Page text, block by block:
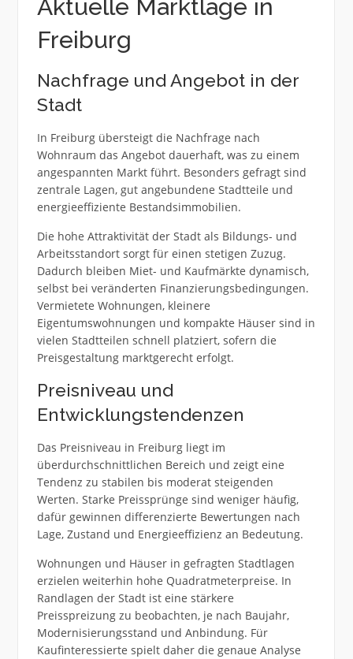
Aktuelle Marktlage in
Freiburg
Nachfrage und Angebot in der
Stadt
In Freiburg übersteigt die Nachfrage nach
Wohnraum das Angebot dauerhaft, was zu einem
angespannten Markt führt. Besonders gefragt sind
zentrale Lagen, gut angebundene Stadtteile und
energieeffiziente Bestandsimmobilien.
Die hohe Attraktivität der Stadt als Bildungs- und
Arbeitsstandort sorgt für einen stetigen Zuzug.
Dadurch bleiben Miet- und Kaufmärkte dynamisch,
selbst bei veränderten Finanzierungsbedingungen.
Vermietete Wohnungen, kleinere
Eigentumswohnungen und kompakte Häuser sind in
vielen Stadtteilen schnell platziert, sofern die
Preisgestaltung marktgerecht erfolgt.
Preisniveau und
Entwicklungstendenzen
Das Preisniveau in Freiburg liegt im
überdurchschnittlichen Bereich und zeigt eine
Tendenz zu stabilen bis moderat steigenden
Werten. Starke Preissprünge sind weniger häufig,
dafür gewinnen differenzierte Bewertungen nach
Lage, Zustand und Energieeffizienz an Bedeutung.
Wohnungen und Häuser in gefragten Stadtlagen
erzielen weiterhin hohe Quadratmeterpreise. In
Randlagen der Stadt ist eine stärkere
Preisspreizung zu beobachten, je nach Baujahr,
Modernisierungsstand und Anbindung. Für
Kaufinteressierte spielt daher die genaue Analyse